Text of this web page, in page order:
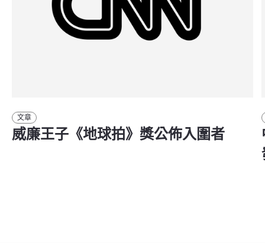
文章
威廉王子《地球拍》獎公佈入圍者